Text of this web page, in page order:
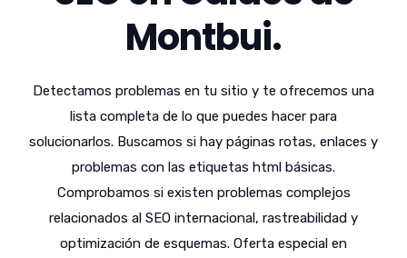
Montbui.
Detectamos problemas en tu sitio y te ofrecemos una
lista completa de lo que puedes hacer para
solucionarlos. Buscamos si hay páginas rotas, enlaces y
problemas con las etiquetas html básicas.
Comprobamos si existen problemas complejos
relacionados al SEO internacional, rastreabilidad y
optimización de esquemas. Oferta especial en